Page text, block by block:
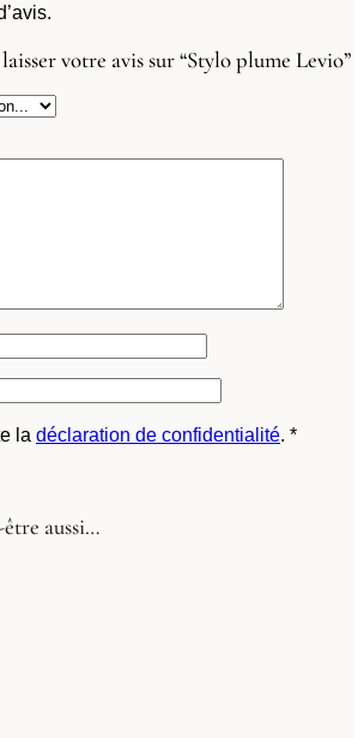
votre avis sur “Stylo plume Levio”
la déclaration de confidentialité. *
aussi…